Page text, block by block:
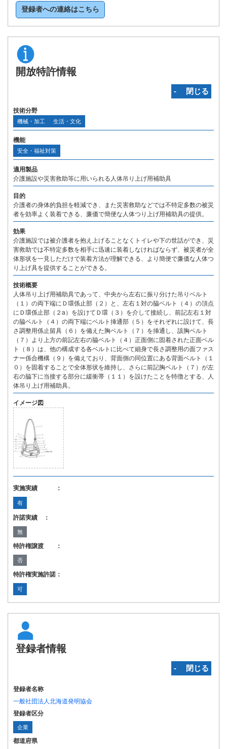
登録者への連絡はこちら
開放特許情報
‐ 閉じる
技術分野
機械・加工 生活・文化
機能
安全・福祉対策
適用製品
介護施設や災害救助等に用いられる人体吊り上げ用補助具
目的
介護者の身体的負担を軽減でき、また災害救助などでは不特定多数の被災
者を効率よく装着できる、廉価で簡便な人体つり上げ用補助具の提供。
効果
介護施設では被介護者を抱え上げることなくトイレや下の世話ができ、災
害救助では不特定多数を相手に迅速に装着しなければならず、被災者が全
体形状を一見しただけで装着方法が理解できる、より簡便で廉価な人体つ
り上げ具を提供することができる。
技術概要
人体吊り上げ用補助具であって、中央から左右に振り分けた吊りベルト
（１）の両下端にＤ環係止部（２）と、左右１対の脇ベルト（４）の頂点
にＤ環係止部（２a）を設けてＤ環（３）を介して接続し、前記左右１対
の脇ベルト（４）の両下端にベルト挿通部（５）をそれぞれに設けて、長
さ調整用係止留具（６）を備えた胸ベルト（７）を挿通し、該胸ベルト
（７）より上方の前記左右の脇ベルト（４）正面側に固着された正面ベル
ト（８）は、他の構成する各ベルトに比べて細身で長さ調整用の面ファス
ナー係合機構（９）を備えており、背面側の同位置にある背面ベルト（１
０）を固着することで全体形状を維持し、さらに前記胸ベルト（７）が左
右の脇下に当接する部分に緩衝帯（１１）を設けたことを特徴とする、人
体吊り上げ用補助具。
イメージ図
実施実績 ：
有
許諾実績 ：
無
特許権譲渡 ：
否
特許権実施許諾：
可
登録者情報
‐ 閉じる
登録者名称
一般社団法人北海道発明協会
登録者区分
企業
都道府県